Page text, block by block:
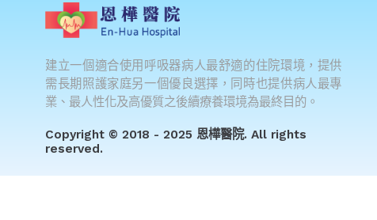
建立一個適合使用呼吸器病人最舒適的住院環境，提供
需長期照護家庭另一個優良選擇，同時也提供病人最專
業、最人性化及高優質之後續療養環境為最終目的。
Copyright © 2018 - 2025 恩樺醫院. All rights
reserved.